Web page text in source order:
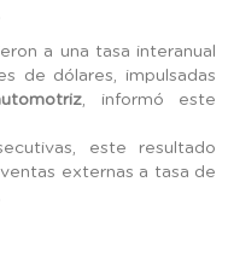
a una tasa interanual
de dólares, impulsadas
, informó este
este resultado
externas a tasa de